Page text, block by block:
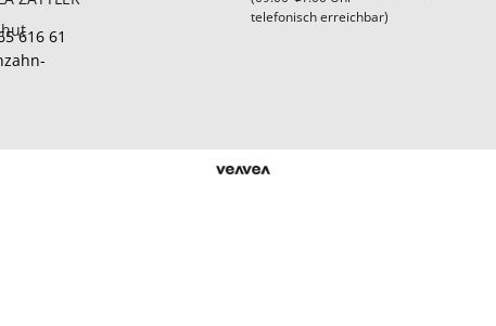
616 61
telefonisch erreichbar)